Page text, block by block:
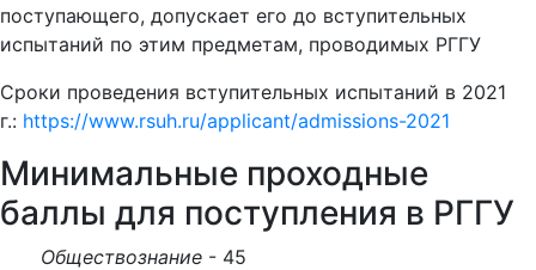
поступающего, допускает его до вступительных
испытаний по этим предметам, проводимых РГГУ
Сроки проведения вступительных испытаний в 2021
г.: https://www.rsuh.ru/applicant/admissions-2021
Минимальные проходные
баллы для поступления в РГГУ
Обществознание - 45